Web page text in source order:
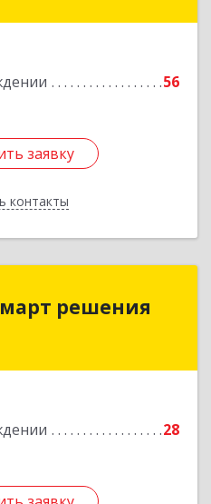
56
заявку
контакты
заявку
решения
28
Смарт решения
Каменск-Шахтинский г,